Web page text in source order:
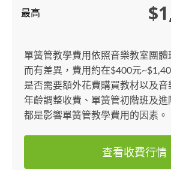
最高
單簧管教學費用依照音樂教室團
而有差異，費用約在$400元
是否需要額外花費購買教材以及音
年齡調整收費、單簧管初階班及進
都是影響單簧管教學費用的因素。
查看收費行情